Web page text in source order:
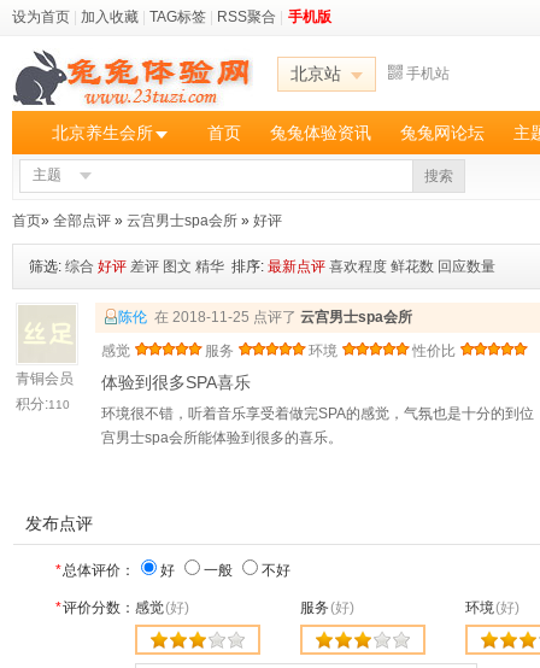
设为首页 加入收藏 TAG标签 RSS聚合 手机版
北京站 手机站
北京养生会所 首页 兔兔体验资讯 兔兔网论坛 主
主题 搜索
首页» 全部点评 » 云宫男士spa会所 » 好评
筛选: 综合 好评 差评 图文 精华 排序: 最新点评 喜欢程度 鲜花数 回应数量
青铜会员
积分:110
陈伦 在 2018-11-25 点评了 云宫男士spa会所
感觉
服务 环境 性价比
体验到很多SPA喜乐
环境很不错，听着音乐享受着做完SPA的感觉，气氛也是十分的到
宫男士spa会所能体验到很多的喜乐。
发布点评
*总体评价： 好 一般 不好
*评价分数： 感觉(好) 服务(好) 环境(好)